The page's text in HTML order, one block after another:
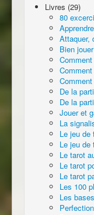
Livres (29)
80
Attaquer,
Bien
De la
De la
Jouer et
La
Le jeu de
Le jeu de
Le tarot
Le tarot
Le tarot
Les 100
Les